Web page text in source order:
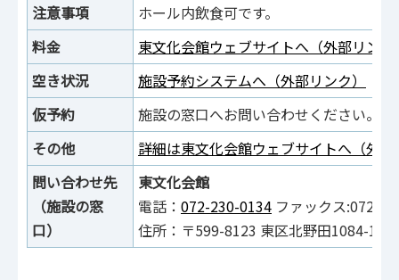
注意事項
ホール内飲食可です。
料金
東文化会館ウェブサイトへ（外部リンク
空き状況
施設予約システムへ（外部リンク）
仮予約
施設の窓口へお問い合わせください。
その他
詳細は東文化会館ウェブサイトへ（外
問い合わせ先
（施設の窓
口）
東文化会館
電話： 072-230-0134 ファックス:072-
住所：〒599-8123 東区北野田1084-136